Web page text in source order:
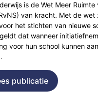
is de Wet Meer Ruimte
van kracht. Met de wet
het stichten van nieuwe
dat wanneer
voor hun school kunnen
publicatie